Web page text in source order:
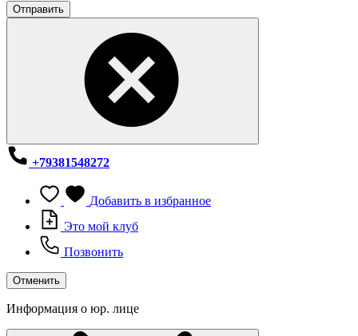
Отправить
+79381548272
Добавить в избранное
Это мой клуб
Позвонить
Отменить
Информация о юр. лице